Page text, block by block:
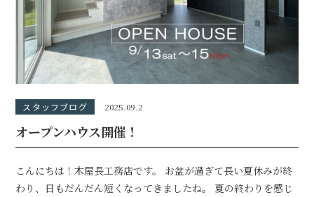
スタッフブログ 2025.09.2
オープンハウス開催！
こんにちは！木屋長工務店です。 お盆が過ぎて長い夏休みが終
わり、日もだんだん短くなってきましたね。 夏の終わりを感じ